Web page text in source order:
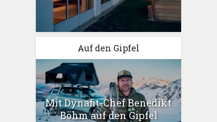
Auf den Gipfel
Mit Dynafit-Chef Benedikt
Böhm auf den Gipfel